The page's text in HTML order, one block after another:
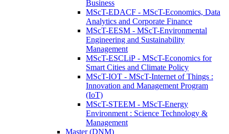
Business
MScT-EDACF - MScT-Economics, Data
Analytics and Corporate Finance
MScT-EESM - MScT-Environmental
Engineering and Sustainability
Management
MScT-ESCLiP - MScT-Economics for
Smart Cities and Climate Policy
MScT-IOT - MScT-Internet of Things :
Innovation and Management Program
(IoT)
MScT-STEEM - MScT-Energy
Environment : Science Technology &
Management
Master (DNM)